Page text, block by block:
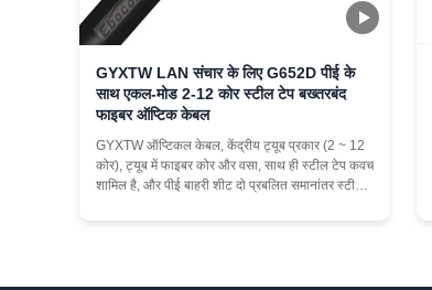
GYXTW LAN संचार के लिए G652D पीई के
साथ एकल-मोड 2-12 कोर स्टील टेप बख्तरबंद
फाइबर ऑप्टिक केबल
GYXTW ऑप्टिकल केबल, केंद्रीय ट्यूब प्रकार (2 ~ 12
कोर), ट्यूब में फाइबर कोर और वसा, साथ ही स्टील टेप कवच
शामिल है, और पीई बाहरी शीट दो प्रबलित समानांतर स्टील